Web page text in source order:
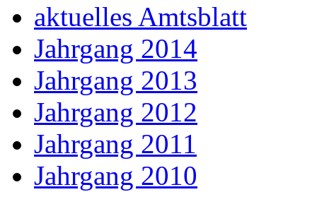
aktuelles Amtsblatt
Jahrgang 2014
Jahrgang 2013
Jahrgang 2012
Jahrgang 2011
Jahrgang 2010